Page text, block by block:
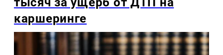
каршеринге